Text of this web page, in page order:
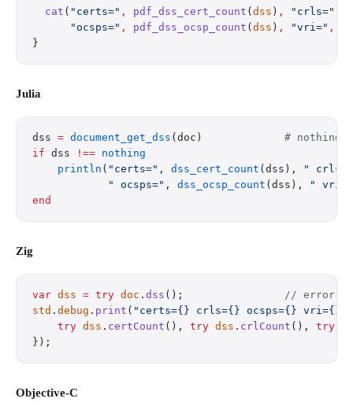
  cat
( "certs=" , pdf_dss_cert_count ( dss ) , "crls="
      "ocsps="
, pdf_dss_ocsp_count ( dss ) , "vri=" ,
}
Julia
dss = document_get_dss (doc) # nothing
if dss !== nothing
    println
( "certs=" , dss_cert_count (dss),
" crls="
            " ocsps="
, dss_ocsp_count (dss),
" vri="
end
Zig
var dss = try doc . dss (); // error if
std . debug . print ( "certs={} crls={} ocsps={} vri={}
    try
dss . certCount (), try dss . crlCount (), try
});
Objective-C